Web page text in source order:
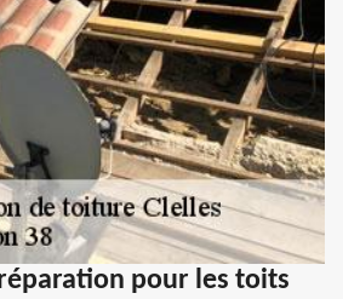
pour les toits